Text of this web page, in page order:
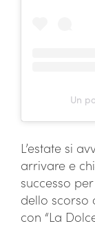
Un
L’estate si
arrivare e
successo
dello scorso
con “La